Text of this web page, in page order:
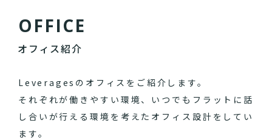
OFFICE
オフィス紹介
Leveragesのオフィスをご紹介します。
それぞれが働きやすい環境、いつでもフラットに話
し合いが行える環境を考えたオフィス設計をしてい
ます。